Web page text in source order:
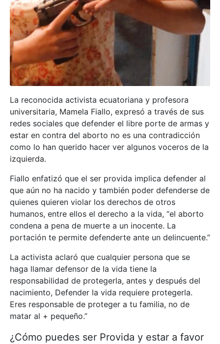
La reconocida activista ecuatoriana y profesora
universitaria, Mamela Fiallo, expresó a través de sus
redes sociales que defender el libre porte de armas y
estar en contra del aborto no es una contradicción
como lo han querido hacer ver algunos voceros de la
izquierda.
Fiallo enfatizó que el ser provida implica defender al
que aún no ha nacido y también poder defenderse de
quienes quieren violar los derechos de otros
humanos, entre ellos el derecho a la vida, “el aborto
condena a pena de muerte a un inocente. La
portación te permite defenderte ante un delincuente.”
La activista aclaró que cualquier persona que se
haga llamar defensor de la vida tiene la
responsabilidad de protegerla, antes y después del
nacimiento, Defender la vida requiere protegerla.
Eres responsable de proteger a tu familia, no de
matar al + pequeño.”
¿Cómo puedes ser Provida y estar a favor